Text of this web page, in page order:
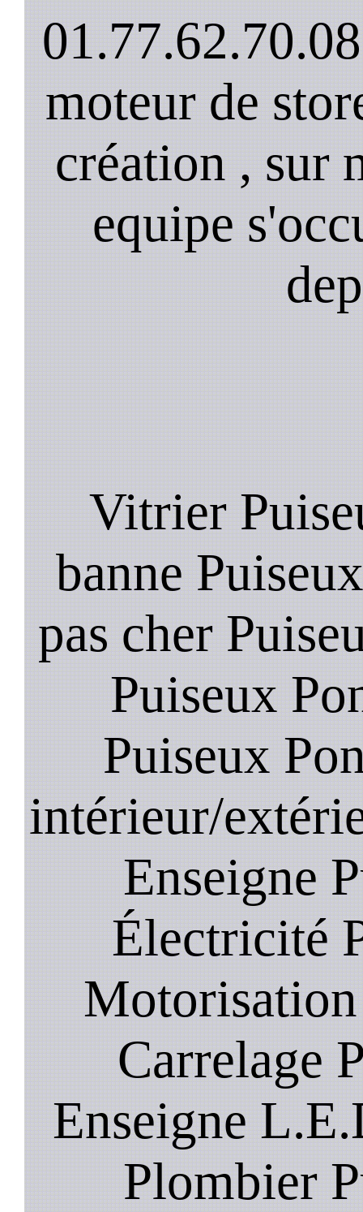
moteur de
création , sur
equipe
Vitrier
banne
pas cher
Puiseux
Puiseux
intérieur/
Enseigne
Électricité
Carrelage
Enseigne
Plombier